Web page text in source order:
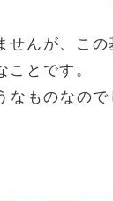
んが、こ
とです。
ものなので